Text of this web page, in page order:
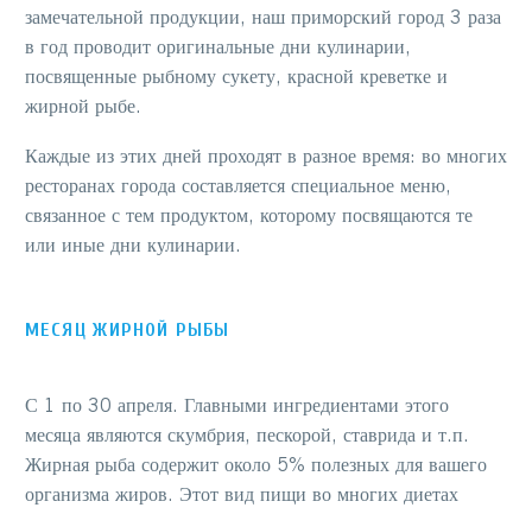
замечательной продукции, наш приморский город 3 раза
в год проводит оригинальные дни кулинарии,
посвященные рыбному сукету, красной креветке и
жирной рыбе.
Каждые из этих дней проходят в разное время: во многих
ресторанах города составляется специальное меню,
связанное с тем продуктом, которому посвящаются те
или иные дни кулинарии.
МЕСЯЦ ЖИРНОЙ РЫБЫ
С 1 по 30 апреля. Главными ингредиентами этого
месяца являются скумбрия, пескорой, ставрида и т.п.
Жирная рыба содержит около 5% полезных для вашего
организма жиров. Этот вид пищи во многих диетах